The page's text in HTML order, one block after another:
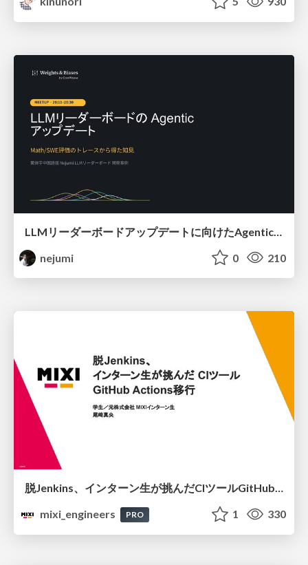
nejumi
0 210
脱Jenkins、インターン生が挑んだCIツールGitHubActions移行
mixi_engineers
PRO 1 330